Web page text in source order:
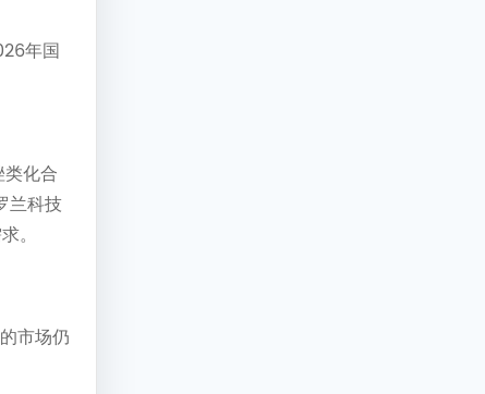
年国
化合
兰科技
。
市场仍